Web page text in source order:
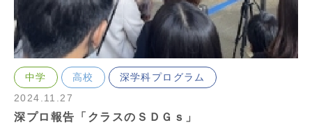
中学 高校
深学科プログラム
2024.11.27
深プロ報告「クラスのＳＤＧｓ」